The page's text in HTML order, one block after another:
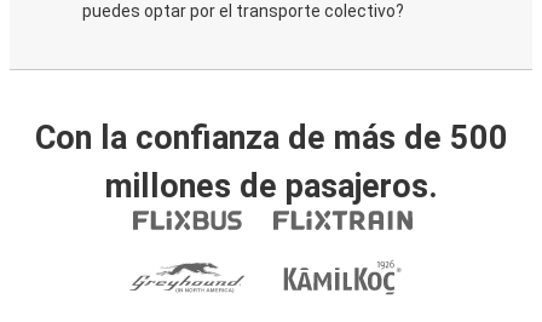
puedes optar por el transporte colectivo?
Con la confianza de más de 500
millones de pasajeros.